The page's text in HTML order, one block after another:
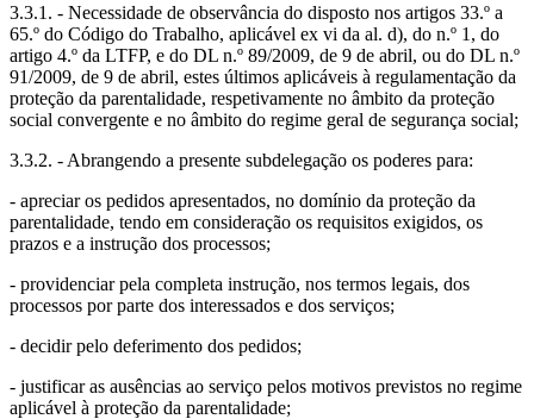
3.3.1. - Necessidade de observância do disposto nos artigos 33.º a
65.º do Código do Trabalho, aplicável ex vi da al. d), do n.º 1, do
artigo 4.º da LTFP, e do DL n.º 89/2009, de 9 de abril, ou do DL n.º
91/2009, de 9 de abril, estes últimos aplicáveis à regulamentação da
proteção da parentalidade, respetivamente no âmbito da proteção
social convergente e no âmbito do regime geral de segurança social;
3.3.2. - Abrangendo a presente subdelegação os poderes para:
- apreciar os pedidos apresentados, no domínio da proteção da
parentalidade, tendo em consideração os requisitos exigidos, os
prazos e a instrução dos processos;
- providenciar pela completa instrução, nos termos legais, dos
processos por parte dos interessados e dos serviços;
- decidir pelo deferimento dos pedidos;
- justificar as ausências ao serviço pelos motivos previstos no regime
aplicável à proteção da parentalidade;